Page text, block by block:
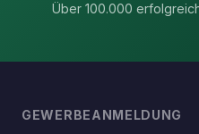
Über 100.000
GEWERBEANMELDUNG